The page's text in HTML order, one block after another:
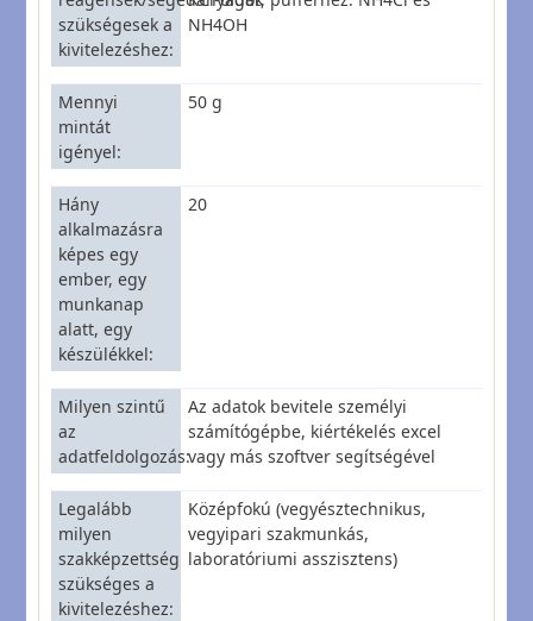
szükségesek a
kivitelezéshez
NH4OH
Mennyi
mintát
igényel
50 g
Hány
alkalmazásra
képes egy
ember, egy
munkanap
alatt, egy
készülékkel
20
Milyen szintű
az
adatfeldolgozás
Az adatok bevitele személyi
számítógépbe, kiértékelés excel
vagy más szoftver segítségével
Legalább
milyen
szakképzettség
szükséges a
kivitelezéshez
Középfokú (vegyésztechnikus,
vegyipari szakmunkás,
laboratóriumi asszisztens)